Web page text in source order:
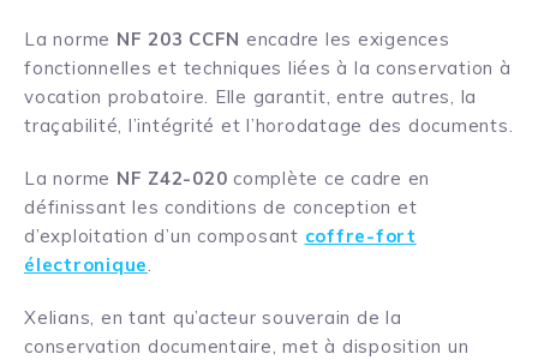
La norme NF 203 CCFN encadre les exigences
fonctionnelles et techniques liées à la conservation à
vocation probatoire. Elle garantit, entre autres, la
traçabilité, l’intégrité et l’horodatage des documents.
La norme NF Z42-020 complète ce cadre en
définissant les conditions de conception et
d’exploitation d’un composant coffre-fort
électronique.
Xelians, en tant qu’acteur souverain de la
conservation documentaire, met à disposition un